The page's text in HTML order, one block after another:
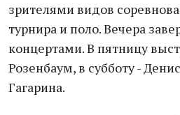
зрителями видов
турнира и поло. Вечера
концертами. В пятницу
Розенбаум, в субботу -
Гагарина.